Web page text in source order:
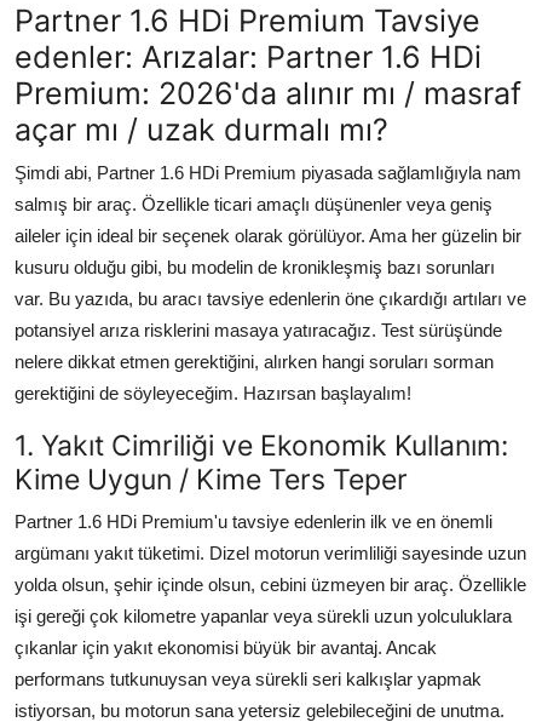
Partner 1.6 HDi Premium Tavsiye
edenler: Arızalar: Partner 1.6 HDi
Premium: 2026'da alınır mı / masraf
açar mı / uzak durmalı mı?
Şimdi abi, Partner 1.6 HDi Premium piyasada sağlamlığıyla nam
salmış bir araç. Özellikle ticari amaçlı düşünenler veya geniş
aileler için ideal bir seçenek olarak görülüyor. Ama her güzelin bir
kusuru olduğu gibi, bu modelin de kronikleşmiş bazı sorunları
var. Bu yazıda, bu aracı tavsiye edenlerin öne çıkardığı artıları ve
potansiyel arıza risklerini masaya yatıracağız. Test sürüşünde
nelere dikkat etmen gerektiğini, alırken hangi soruları sorman
gerektiğini de söyleyeceğim. Hazırsan başlayalım!
1. Yakıt Cimriliği ve Ekonomik Kullanım:
Kime Uygun / Kime Ters Teper
Partner 1.6 HDi Premium'u tavsiye edenlerin ilk ve en önemli
argümanı yakıt tüketimi. Dizel motorun verimliliği sayesinde uzun
yolda olsun, şehir içinde olsun, cebini üzmeyen bir araç. Özellikle
işi gereği çok kilometre yapanlar veya sürekli uzun yolculuklara
çıkanlar için yakıt ekonomisi büyük bir avantaj. Ancak
performans tutkunuysan veya sürekli seri kalkışlar yapmak
istiyorsan, bu motorun sana yetersiz gelebileceğini de unutma.